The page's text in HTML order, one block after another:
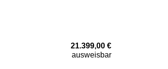
21.399,00 €
ausweisbar